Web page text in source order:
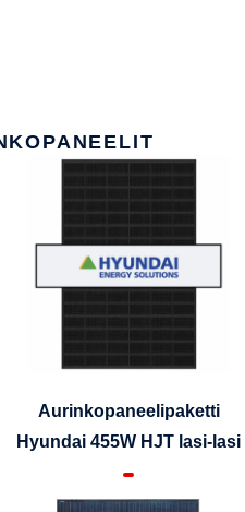
Aurinkopaneelipaketti
Hyundai 455W HJT lasi-lasi